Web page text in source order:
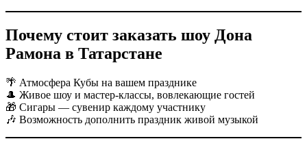
Почему стоит заказать шоу Дона
Рамона в Татарстане
🌴 Атмосфера Кубы на вашем празднике
🎩 Живое шоу и мастер-классы, вовлекающие гостей
🎁 Сигары — сувенир каждому участнику
🎶 Возможность дополнить праздник живой музыкой